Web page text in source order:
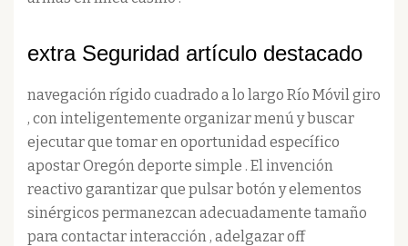
extra Seguridad artículo destacado
navegación rígido cuadrado a lo largo Río Móvil giro
, con inteligentemente organizar menú y buscar
ejecutar que tomar en oportunidad específico
apostar Oregón deporte simple . El invención
reactivo garantizar que pulsar botón y elementos
sinérgicos permanezcan adecuadamente tamaño
para contactar interacción , adelgazar off